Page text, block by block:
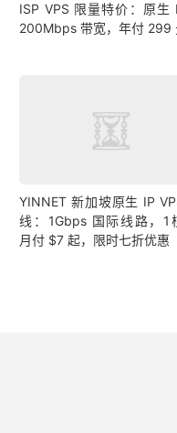
ISP VPS 限量特价：原生
200Mbps 带宽，年付 299
YINNET 新加坡原生 IP
线：1Gbps 国际线路，1
月付 $7 起，限时七折优惠